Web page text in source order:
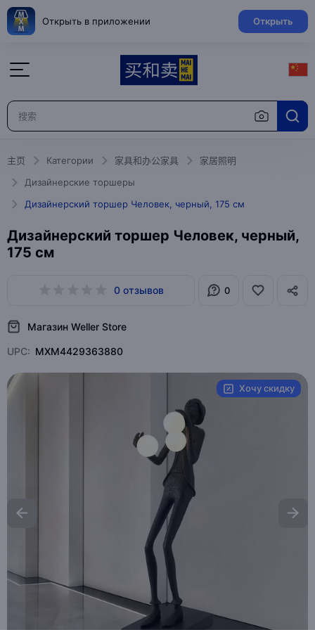
Открыть в приложении Открыть
主页 Категории 家具和办公家具
家居照明
Дизайнерские торшеры
Дизайнерский торшер Человек, черный, 175 см
Дизайнерский торшер Человек, черный,
175 см
0 отзывов 0
Магазин Weller Store
UPC: MXM4429363880
Хочу скидку